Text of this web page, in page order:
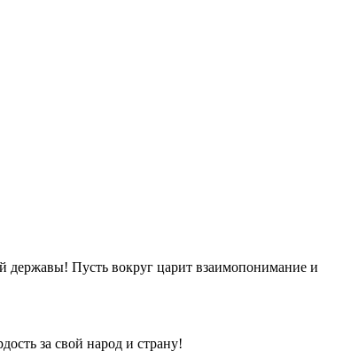
державы! Пусть вокруг царит взаимопонимание и
за свой народ и страну!